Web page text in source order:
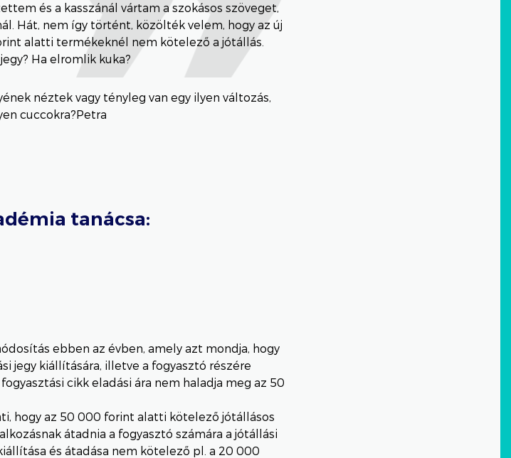
és a kasszánál vártam a szokásos szöveget,
Hát, nem így történt, közölték velem, hogy az új
alatti termékeknél nem kötelező a jótállás.
Ha elromlik kuka?
néztek vagy tényleg van egy ilyen változás,
cuccokra?Petra
tanácsa:
ebben az évben, amely azt mondja, hogy
jegy kiállítására, illetve a fogyasztó részére
cikk eladási ára nem haladja meg az 50
hogy az 50 000 forint alatti kötelező jótállásos
átadnia a fogyasztó számára a jótállási
és átadása nem kötelező pl. a 20 000